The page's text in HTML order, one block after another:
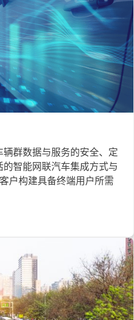
群数据与服务的安全、定
智能网联汽车集成方式与
户构建具备终端用户所需